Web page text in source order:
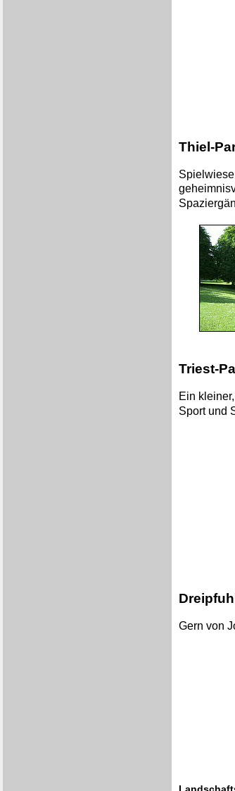
Thiel-
Triest-
Ein
Sport und
Gern von